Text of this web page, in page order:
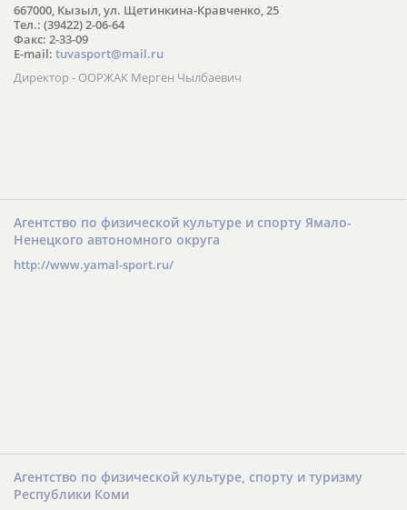
667000, Кызыл, ул. Щетинкина-Кравченко, 25
Тел.: (39422) 2-06-64
Факс: 2-33-09
E-mail: tuvasport@mail.ru
Директор - ООРЖАК Мерген Чылбаевич
Агентство по физической культуре и спорту Ямало-
Ненецкого автономного округа
http://www.yamal-sport.ru/
Агентство по физической культуре, спорту и туризму
Республики Коми